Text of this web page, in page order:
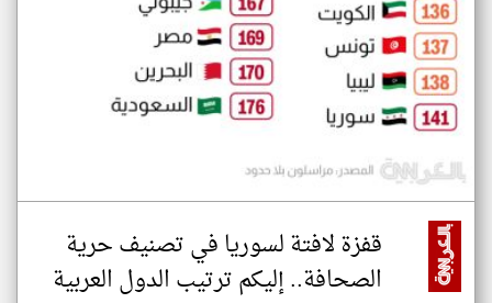
قفزة لافتة لسوريا في تصنيف حرية
الصحافة.. إليكم ترتيب الدول العربية